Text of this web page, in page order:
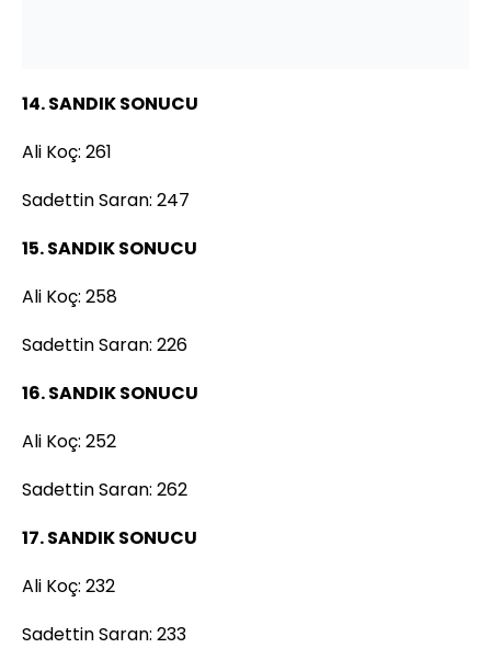
14. SANDIK SONUCU
Ali Koç: 261
Sadettin Saran: 247
15. SANDIK SONUCU
Ali Koç: 258
Sadettin Saran: 226
16. SANDIK SONUCU
Ali Koç: 252
Sadettin Saran: 262
17. SANDIK SONUCU
Ali Koç: 232
Sadettin Saran: 233